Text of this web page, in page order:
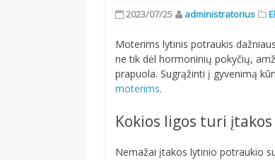
2023/07/25 administratorius
Moterims lytinis potraukis
ne tik dėl hormoninių pokyčių,
prapuola. Sugrąžinti į gyvenimą
moterims.
Kokios ligos turi
Nemažai įtakos lytinio potraukio